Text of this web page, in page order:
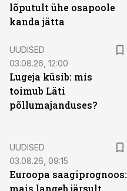
lõputult ühe osapoole
kanda jätta
UUDISED
03.08.26, 12:00
Lugeja küsib: mis
toimub Läti
põllumajanduses?
UUDISED
03.08.26, 09:15
Euroopa saagiprognoos:
mais langeb järsult,